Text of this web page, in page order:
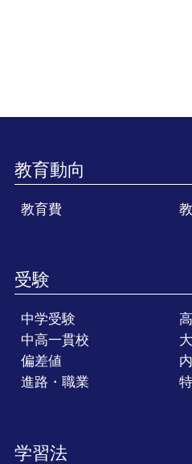
教育動向
教育費
受験
中学受験
中高一貫校
偏差値
進路・職業
学習法